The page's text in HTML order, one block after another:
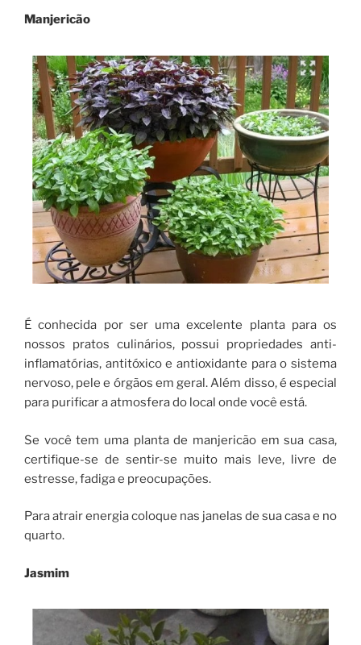
Manjericão
É conhecida por ser uma excelente planta para os
nossos pratos culinários, possui propriedades anti-
inflamatórias, antitóxico e antioxidante para o sistema
nervoso, pele e órgãos em geral. Além disso, é especial
para purificar a atmosfera do local onde você está.
Se você tem uma planta de manjericão em sua casa,
certifique-se de sentir-se muito mais leve, livre de
estresse, fadiga e preocupações.
Para atrair energia coloque nas janelas de sua casa e no
quarto.
Jasmim